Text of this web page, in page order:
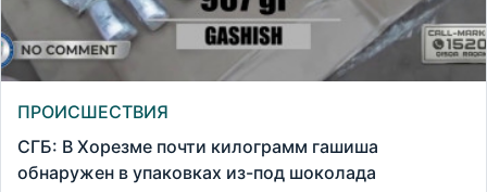
ПРОИСШЕСТВИЯ
СГБ: В Хорезме почти килограмм гашиша
обнаружен в упаковках из-под шоколада